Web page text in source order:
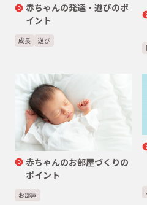
赤ちゃんの発達・遊びのポ
イント
成長 遊び
赤ちゃんのお部屋づくりの
ポイント
お部屋